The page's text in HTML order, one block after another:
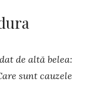
de altă belea:
sunt cauzele